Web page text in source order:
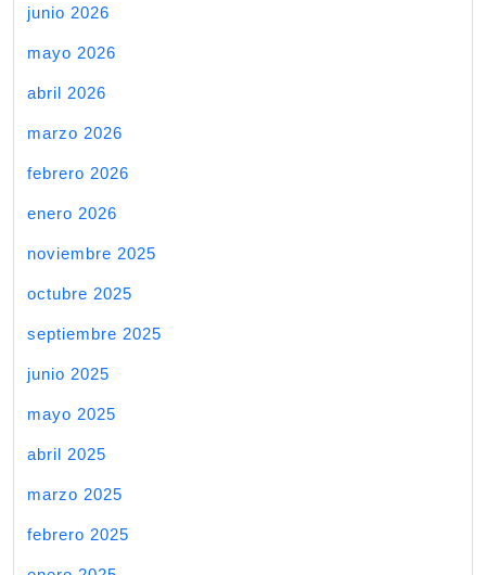
junio 2026
mayo 2026
abril 2026
marzo 2026
febrero 2026
enero 2026
noviembre 2025
octubre 2025
septiembre 2025
junio 2025
mayo 2025
abril 2025
marzo 2025
febrero 2025